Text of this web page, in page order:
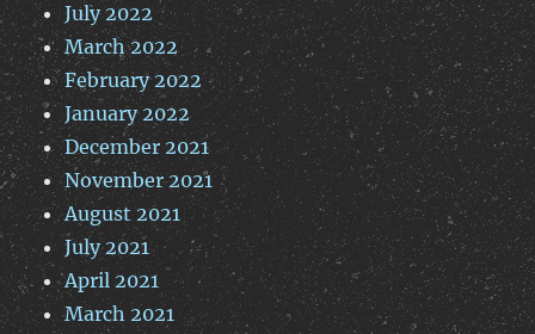
July 2022
March 2022
February 2022
January 2022
December 2021
November 2021
August 2021
July 2021
April 2021
March 2021